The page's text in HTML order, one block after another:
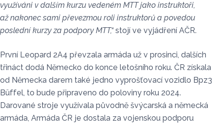
využíváni v dalším kurzu vedeném MTT jako instruktoři,
až nakonec sami převezmou roli instruktorů a povedou
poslední kurzy za podpory MTT,“stojí ve vyjádření AČR.
První Leopard 2A4 převzala armáda už v prosinci, dalších
třináct dodá Německo do konce letošního roku. ČR získala
od Německa darem také jedno vyprošťovací vozidlo Bpz3
Büffel, to bude připraveno do poloviny roku 2024.
Darované stroje využívala původně švýcarská a německá
armáda, Armáda ČR je dostala za vojenskou podporu